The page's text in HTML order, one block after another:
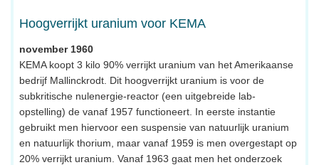
Hoogverrijkt uranium voor KEMA
november 1960
KEMA koopt 3 kilo 90% verrijkt uranium van het Amerikaanse
bedrijf Mallinckrodt. Dit hoogverrijkt uranium is voor de
subkritische nulenergie-reactor (een uitgebreide lab-
opstelling) de vanaf 1957 functioneert. In eerste instantie
gebruikt men hiervoor een suspensie van natuurlijk uranium
en natuurlijk thorium, maar vanaf 1959 is men overgestapt op
20% verrijkt uranium. Vanaf 1963 gaat men het onderzoek